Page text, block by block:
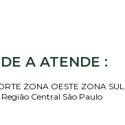
A ATENDE :
ZONA OESTE ZONA SUL
Região Central São Paulo